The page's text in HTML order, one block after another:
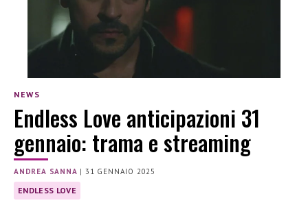
NEWS
Endless Love anticipazioni 31
gennaio: trama e streaming
ANDREA SANNA |31 GENNAIO 2025
ENDLESS LOVE